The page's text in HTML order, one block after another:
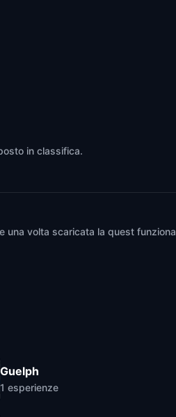
in classifica.
una volta scaricata la quest funziona
Guelph
1 esperienze